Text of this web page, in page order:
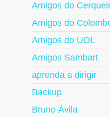
Amigos do
Amigos do
Amigos do UOL
Amigos Sambart
aprenda a dirigir
Backup
Bruno Ávila